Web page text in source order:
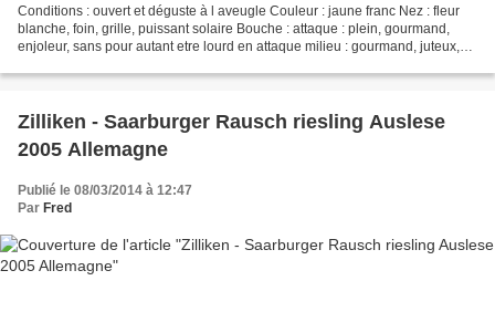
Conditions : ouvert et déguste à l aveugle Couleur : jaune franc Nez : fleur
blanche, foin, grille, puissant solaire Bouche : attaque : plein, gourmand,
enjoleur, sans pour autant etre lourd en attaque milieu : gourmand, juteux,
Zilliken - Saarburger Rausch riesling Auslese
2005 Allemagne
Publié le 08/03/2014 à 12:47
Par Fred